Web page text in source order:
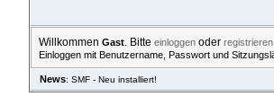
Willkommen Gast. Bitte einloggenoder registrieren.
Einloggen mit Benutzername, Passwort und
News: SMF - Neu installiert!